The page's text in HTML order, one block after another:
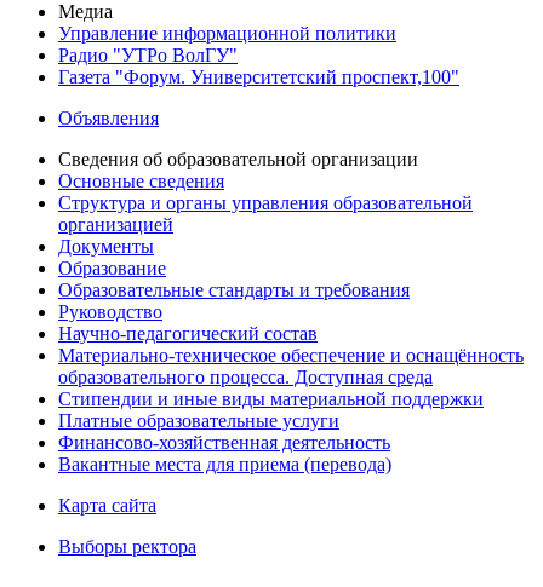
Медиа
Управление информационной политики
Радио "УТРо ВолГУ"
Газета "Форум. Университетский проспект,100"
Объявления
Сведения об образовательной организации
Основные сведения
Структура и органы управления образовательной
организацией
Документы
Образование
Образовательные стандарты и требования
Руководство
Научно-педагогический состав
Материально-техническое обеспечение и оснащённость
образовательного процесса. Доступная среда
Стипендии и иные виды материальной поддержки
Платные образовательные услуги
Финансово-хозяйственная деятельность
Вакантные места для приема (перевода)
Карта сайта
Выборы ректора